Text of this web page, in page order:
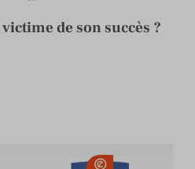
de son succès ?